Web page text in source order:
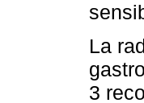
La
3